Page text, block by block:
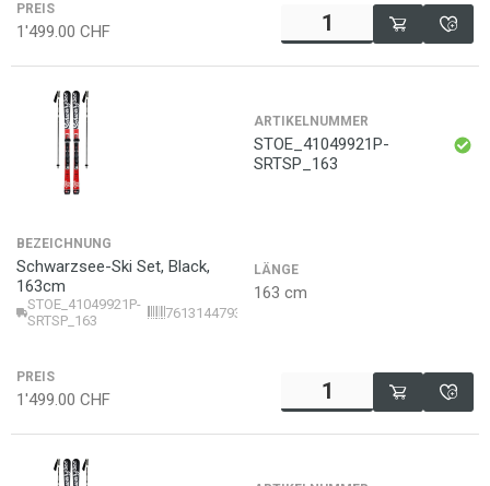
PREIS
1'499.00 CHF
ARTIKELNUMMER
STOE_41049921P-
SRTSP_163
BEZEICHNUNG
Schwarzsee-Ski Set, Black,
163cm
STOE_41049921P-
SRTSP_163
7613144793160
LÄNGE
163 cm
PREIS
1'499.00 CHF